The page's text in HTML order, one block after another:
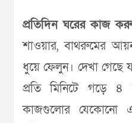
প্রতিদিন ঘরের কাজ
শাওয়ার, বাথরুমের
ধুয়ে ফেলুন। দেখা গেছে
প্রতি মিনিটে গড়ে
কাজগুলোর যেকোনো